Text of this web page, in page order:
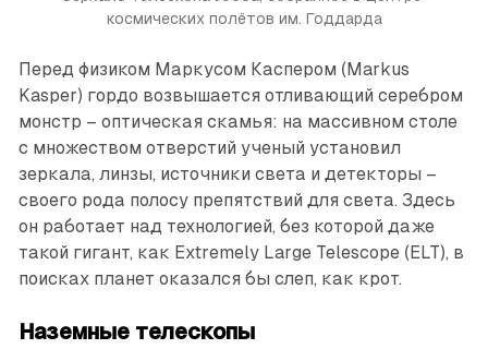
космических полётов им. Годдарда
Перед физиком Маркусом Каспером (Markus
Kasper) гордо возвышается отливающий серебром
монстр – оптическая скамья: на массивном столе
с множеством отверстий ученый установил
зеркала, линзы, источники света и детекторы –
своего рода полосу препятствий для света. Здесь
он работает над технологией, без которой даже
такой гигант, как Extremely Large Telescope (ELT), в
поисках планет оказался бы слеп, как крот.
Наземные телескопы